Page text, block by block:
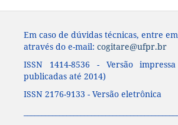
Em caso de dúvidas técnicas, entre
através do e-mail: cogitare@ufpr.br
ISSN 1414-8536 - Versão
publicadas até 2014)
ISSN 2176-9133 - Versão eletrônica